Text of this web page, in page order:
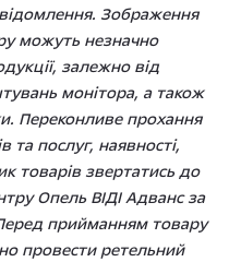
Зображення
можуть незначно
залежно від
монітора, а також
Переконливе прохання
та послуг, наявності,
товарів звертатись до
Опель ВІДІ Адванс за
прийманням товару
провести ретельний